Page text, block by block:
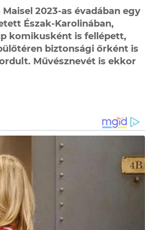
2023-as évadában egy
Észak-Karolinában,
komikusként is fellépett,
biztonsági őrként is
Művésznevét is ekkor